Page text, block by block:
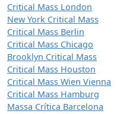
Critical Mass London
New York Critical Mass
Critical Mass Berlin
Critical Mass Chicago
Brooklyn Critical Mass
Critical Mass Houston
Critical Mass Wien Vienna
Critical Mass Hamburg
Massa Crítica Barcelona